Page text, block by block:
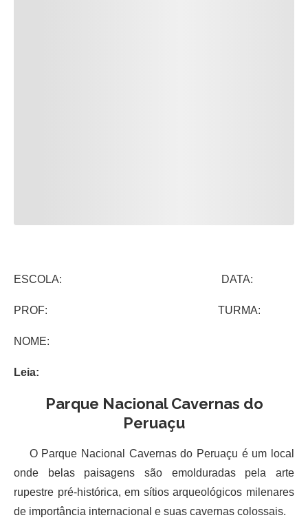
ESCOLA: DATA:
PROF: TURMA:
NOME:
Leia:
Parque Nacional Cavernas do
Peruaçu
O Parque Nacional Cavernas do Peruaçu é um local
onde belas paisagens são emolduradas pela arte
rupestre pré-histórica, em sítios arqueológicos milenares
de importância internacional e suas cavernas colossais.